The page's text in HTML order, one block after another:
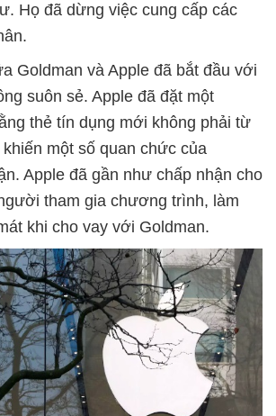
Họ đã dừng việc cung cấp các
Goldman và Apple đã bắt đầu với
suôn sẻ. Apple đã đặt một
thẻ tín dụng mới không phải từ
một số quan chức của
Apple đã gần như chấp nhận cho
tham gia chương trình, làm
khi cho vay với Goldman.